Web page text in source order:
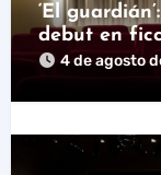
‘El
debut en
llegar
4 de agosto